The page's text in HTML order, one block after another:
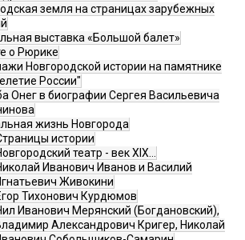
земля на страницах зарубежных
выставка «Большой балет»
о Рюрике
Новгородской истории на памятнике
России"
Онег в биографии Сергея Васильевича
жизнь Новгорода
истории
театр - век XIX…
Иванович Иванов и Василий
Живокини
Тихонович Курдюмов
Иванович Мерянский (Богдановский),
Александрович Кригер, Николай